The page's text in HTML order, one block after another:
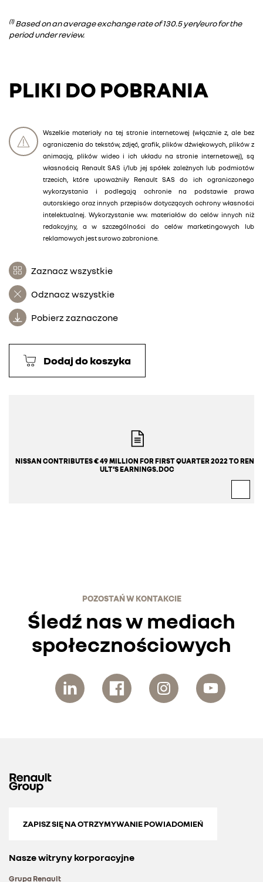
(1)Based on an average exchange rate of 130.5 yen/euro for the
period under review.
PLIKI DO POBRANIA
Wszelkie materiały na tej stronie internetowej (włącznie z, ale bez
ograniczenia do tekstów, zdjęć, grafik, plików dźwiękowych, plików z
animacją, plików wideo i ich układu na stronie internetowej), są
własnością Renault SAS i/lub jej spółek zależnych lub podmiotów
trzecich, które upoważniły Renault SAS do ich ograniczonego
wykorzystania i podlegają ochronie na podstawie prawa
autorskiego oraz innych przepisów dotyczących ochrony własności
intelektualnej. Wykorzystanie ww. materiałów do celów innych niż
redakcyjny, a w szczególności do celów marketingowych lub
reklamowych jest surowo zabronione.
Zaznacz wszystkie
Odznacz wszystkie
Pobierz zaznaczone
Dodaj do koszyka
NISSAN CONTRIBUTES € 49 MILLION FOR FIRST QUARTER 2022 TO RENA
ULT’S EARNINGS.DOC
POZOSTAŃ W KONTAKCIE
Śledź nas w mediach
społecznościowych
ZAPISZ SIĘ NA OTRZYMYWANIE POWIADOMIEŃ
Nasze witryny korporacyjne
Grupa Renault